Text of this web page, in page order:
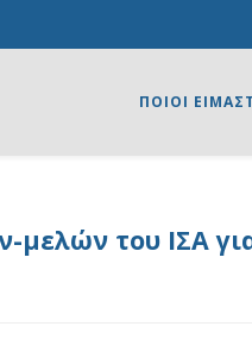
ΠΟΙΟΙ
μελών του ΙΣΑ